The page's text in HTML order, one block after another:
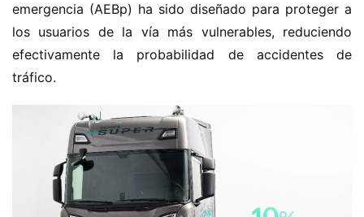
emergencia (AEBp) ha sido diseñado para proteger a
los usuarios de la vía más vulnerables, reduciendo
efectivamente la probabilidad de accidentes de
tráfico.